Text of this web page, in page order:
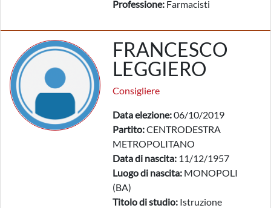
Professione: Farmacisti
FRANCESCO
LEGGIERO
Consigliere
Data elezione:06/10/2019
Partito:CENTRODESTRA
METROPOLITANO
Data di nascita: 11/12/1957
Luogo di nascita: MONOPOLI
(BA)
Titolo di studio: Istruzione